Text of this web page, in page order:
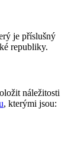
je příslušný
republiky.
náležitosti
, kterými jsou: